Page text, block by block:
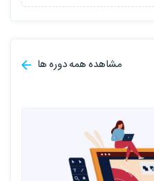
مشاهده همه دوره ها